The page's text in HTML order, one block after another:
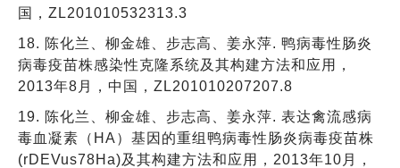
国，ZL201010532313.3
18. 陈化兰、柳金雄、步志高、姜永萍. 鸭病毒性肠炎
病毒疫苗株感染性克隆系统及其构建方法和应用，
2013年8月，中国，ZL201010207207.8
19. 陈化兰、柳金雄、步志高、姜永萍. 表达禽流感病
毒血凝素（HA）基因的重组鸭病毒性肠炎病毒疫苗株
(rDEVus78Ha)及其构建方法和应用，2013年10月，